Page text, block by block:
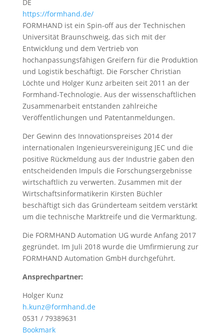
DE
https://formhand.de/
FORMHAND ist ein Spin-off aus der Technischen
Universität Braunschweig, das sich mit der
Entwicklung und dem Vertrieb von
hochanpassungsfähigen Greifern für die Produktion
und Logistik beschäftigt. Die Forscher Christian
Löchte und Holger Kunz arbeiten seit 2011 an der
Formhand-Technologie. Aus der wissenschaftlichen
Zusammenarbeit entstanden zahlreiche
Veröffentlichungen und Patentanmeldungen.
Der Gewinn des Innovationspreises 2014 der
internationalen Ingenieursvereinigung JEC und die
positive Rückmeldung aus der Industrie gaben den
entscheidenden Impuls die Forschungsergebnisse
wirtschaftlich zu verwerten. Zusammen mit der
Wirtschaftsinformatikerin Kirsten Büchler
beschäftigt sich das Gründerteam seitdem verstärkt
um die technische Marktreife und die Vermarktung.
Die FORMHAND Automation UG wurde Anfang 2017
gegründet. Im Juli 2018 wurde die Umfirmierung zur
FORMHAND Automation GmbH durchgeführt.
Ansprechpartner:
Holger Kunz
h.kunz@formhand.de
0531 / 79389631
Bookmark